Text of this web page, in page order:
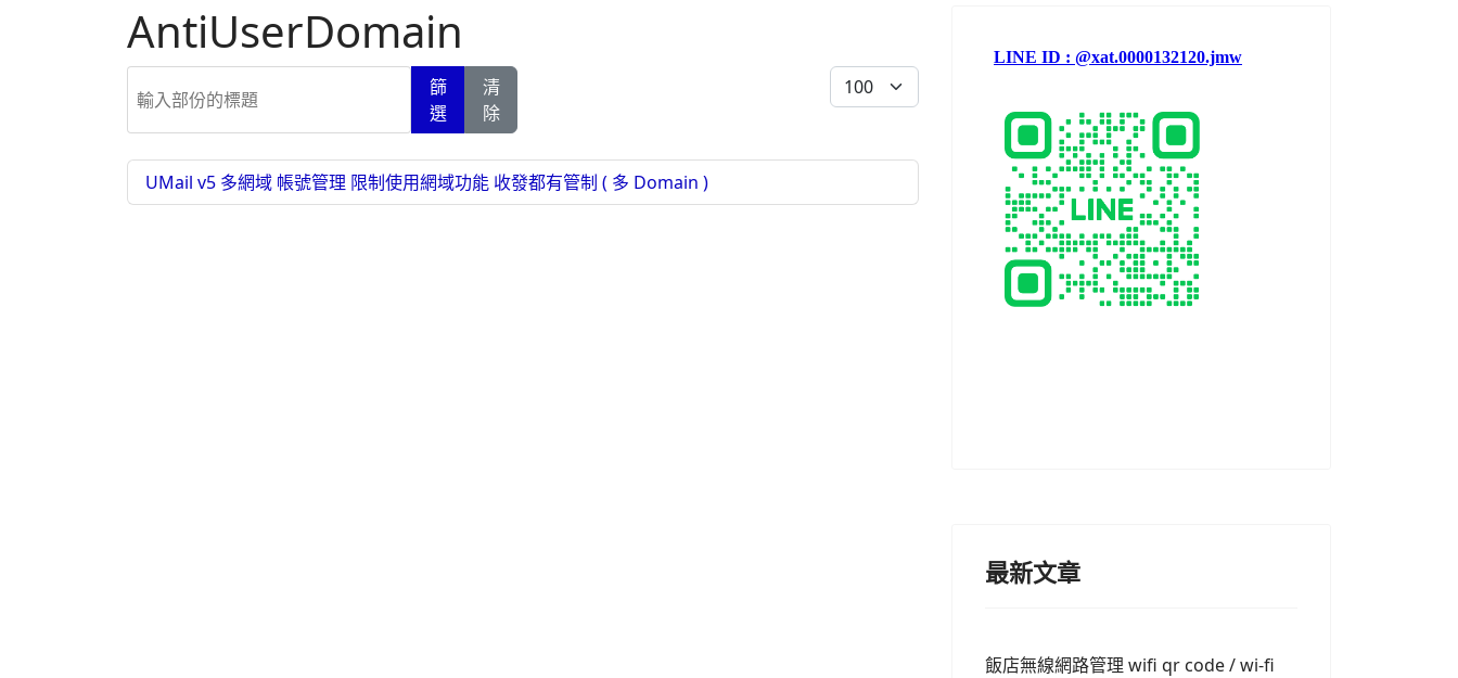
AntiUserDomain
篩
選
清
除
每頁顯示條數
UMail v5 多網域 帳號管理 限制使用網域功能 收發都有管制 ( 多 Domain )
最新文章
飯店無線網路管理 wifi qr code / wi-fi